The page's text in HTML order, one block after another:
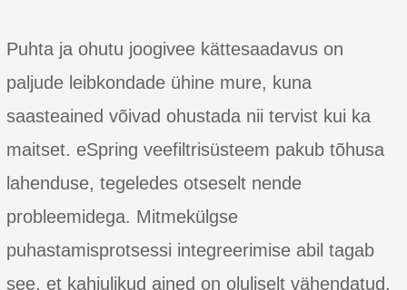
Puhta ja ohutu joogivee kättesaadavus on
paljude leibkondade ühine mure, kuna
saasteained võivad ohustada nii tervist kui ka
maitset. eSpring veefiltrisüsteem pakub tõhusa
lahenduse, tegeledes otseselt nende
probleemidega. Mitmekülgse
puhastamisprotsessi integreerimise abil tagab
see, et kahjulikud ained on oluliselt vähendatud,